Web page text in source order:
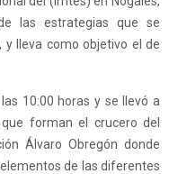
las estrategias que se
y lleva como objetivo el de
10:00 horas y se llevó a
forman el crucero del
Álvaro Obregón donde
de las diferentes